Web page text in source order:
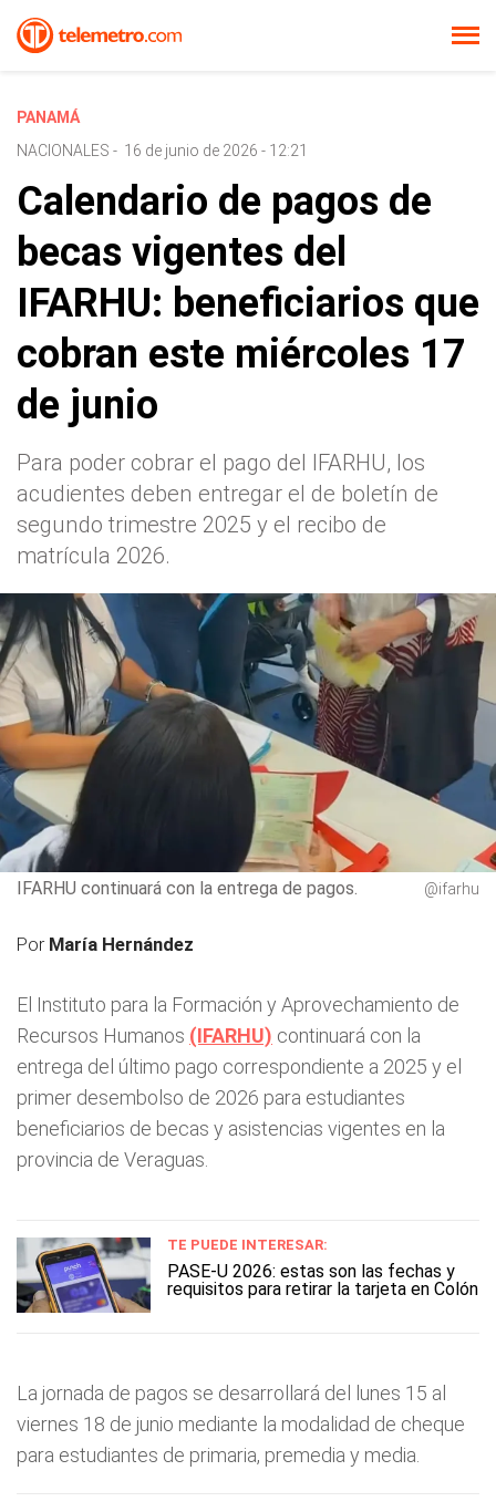
PANAMÁ
NACIONALES - 16 de junio de 2026 - 12:21
Calendario de pagos de
becas vigentes del
IFARHU: beneficiarios que
cobran este miércoles 17
de junio
Para poder cobrar el pago del IFARHU, los
acudientes deben entregar el de boletín de
segundo trimestre 2025 y el recibo de
matrícula 2026.
IFARHU continuará con la entrega de pagos. @ifarhu
Por María Hernández
El Instituto para la Formación y Aprovechamiento de
Recursos Humanos (IFARHU) continuará con la
entrega del último pago correspondiente a 2025 y el
primer desembolso de 2026 para estudiantes
beneficiarios de becas y asistencias vigentes en la
provincia de Veraguas.
TE PUEDE INTERESAR:
PASE-U 2026: estas son las fechas y
requisitos para retirar la tarjeta en Colón
La jornada de pagos se desarrollará del lunes 15 al
viernes 18 de junio mediante la modalidad de cheque
para estudiantes de primaria, premedia y media.